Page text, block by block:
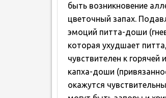
быть возникновение
цветочный запах.
эмоций питта-доши
которая ухудшает
чувствителен к
капха-доши
окажутся